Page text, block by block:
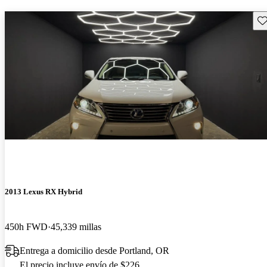
2013 Lexus RX Hybrid
450h FWD 45,339 millas
Entrega a domicilio desde Portland, OR